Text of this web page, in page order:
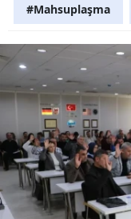
#Mahsuplaşma